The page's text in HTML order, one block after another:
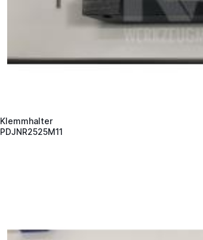
Klemmhalter
PDJNR2525M11